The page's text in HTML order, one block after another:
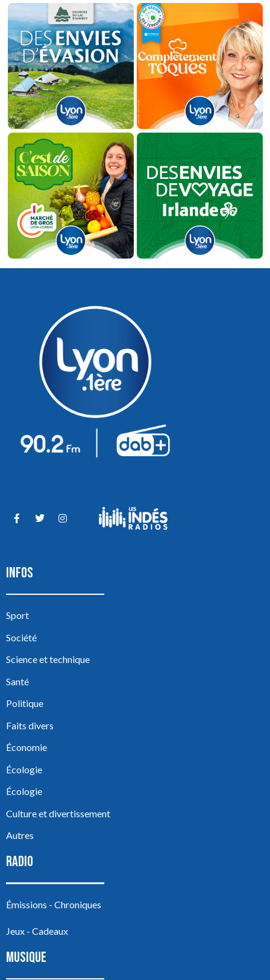
INFOS
Sport
Société
Science et technique
Santé
Politique
Faits divers
Économie
Écologie
Écologie
Culture et divertissement
Autres
RADIO
Émissions - Chroniques
Jeux - Cadeaux
MUSIQUE